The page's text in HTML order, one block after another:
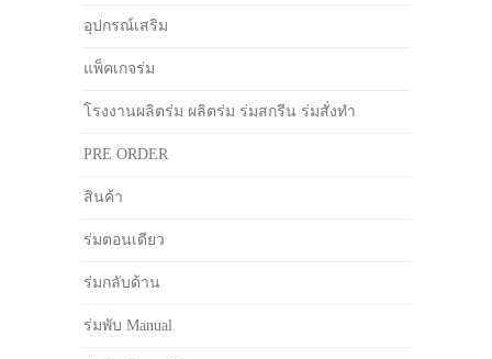
อุปกรณ์เสริม
แพ็คเกจร่ม
โรงงานผลิตร่ม ผลิตร่ม ร่มสกรีน ร่มสั่งทำ
PRE ORDER
สินค้า
ร่มตอนเดียว
ร่มกลับด้าน
ร่มพับ Manual